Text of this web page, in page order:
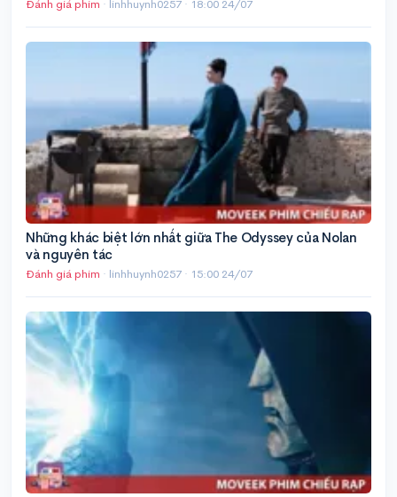
Đánh giá phim · linhhuynh0257 · 18:00 24/07
Những khác biệt lớn nhất giữa The Odyssey của Nolan
và nguyên tác
Đánh giá phim · linhhuynh0257 · 15:00 24/07